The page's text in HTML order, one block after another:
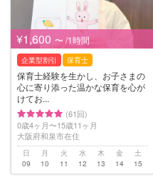
¥1,600 〜 /1時間
企業型割引 保育士
保育士経験を生かし、お子さまの
心に寄り添った温かな保育を心が
けてお...
(61回)
0歳4ヶ月〜15歳11ヶ月
大阪府和泉市在住
日
09
月
10
火
11
水
12
木
13
金
14
土
15